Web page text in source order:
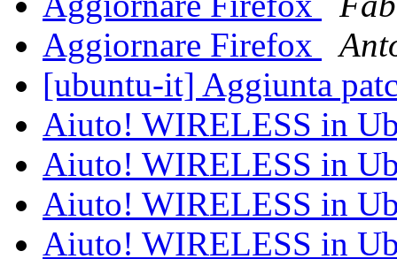
Aggiornare Firefox
[ubuntu-it] Aggiunta
Aiuto! WIRELESS in
Aiuto! WIRELESS in
Aiuto! WIRELESS in
Aiuto! WIRELESS in